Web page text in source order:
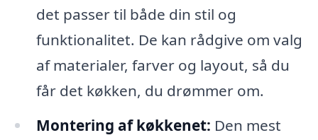
det passer til både din stil og
funktionalitet. De kan rådgive om valg
af materialer, farver og layout, så du
får det køkken, du drømmer om.
Montering af køkkenet: Den mest